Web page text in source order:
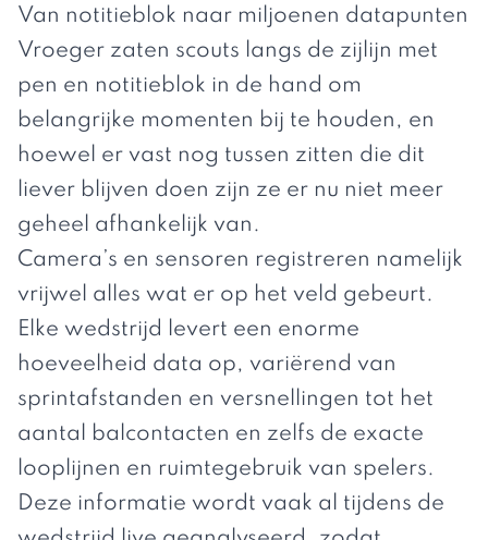
Van notitieblok naar miljoenen datapunten
Vroeger zaten scouts langs de zijlijn met
pen en notitieblok in de hand om
belangrijke momenten bij te houden, en
hoewel er vast nog tussen zitten die dit
liever blijven doen zijn ze er nu niet meer
geheel afhankelijk van.
Camera’s en sensoren registreren namelijk
vrijwel alles wat er op het veld gebeurt.
Elke wedstrijd levert een enorme
hoeveelheid data op, variërend van
sprintafstanden en versnellingen tot het
aantal balcontacten en zelfs de exacte
looplijnen en ruimtegebruik van spelers.
Deze informatie wordt vaak al tijdens de